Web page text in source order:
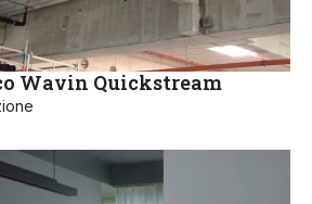
Wavin Quickstream